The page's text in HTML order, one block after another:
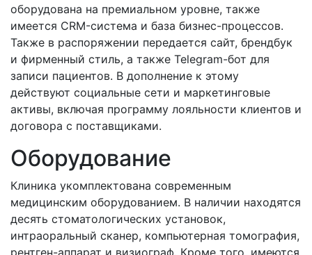
оборудована на премиальном уровне, также
имеется CRM-система и база бизнес-процессов.
Также в распоряжении передается сайт, брендбук
и фирменный стиль, а также Telegram-бот для
записи пациентов. В дополнение к этому
действуют социальные сети и маркетинговые
активы, включая программу лояльности клиентов и
договора с поставщиками.
Оборудование
Клиника укомплектована современным
медицинским оборудованием. В наличии находятся
десять стоматологических установок,
интраоральный сканер, компьютерная томография,
рентген-аппарат и визиограф. Кроме того, имеются